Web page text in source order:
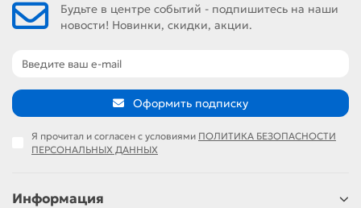
Будьте в центре событий - подпишитесь на наши
новости! Новинки, скидки, акции.
Оформить подписку
Я прочитал и согласен с условиями ПОЛИТИКА БЕЗОПАСНОСТИ
ПЕРСОНАЛЬНЫХ ДАННЫХ
Информация